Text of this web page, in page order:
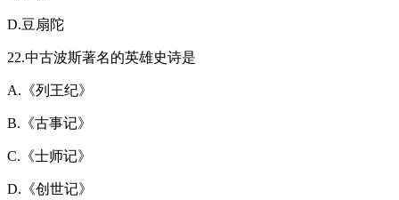
D.豆扇陀
22.中古波斯著名的英雄史诗是
A.《列王纪》
B.《古事记》
C.《士师记》
D.《创世记》